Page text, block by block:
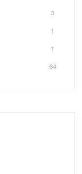
3
1
1
64